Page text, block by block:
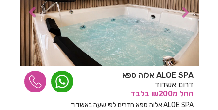
חדרים לפי שעה בבית אלפא
חדרים לפי שעה בבית ג'אן
חדרים לפי שעה בבית דגן
חדרים לפי שעה בבית הלל
חדרים לפי שעה בבית חרות
חדרים לפי שעה בבית יהושע
ALOE SPA אלוה ספא
דרום אשדוד
החל מ₪200 בלבד
ALOE SPA אלוה ספא חדרים לפי שעה באשדוד